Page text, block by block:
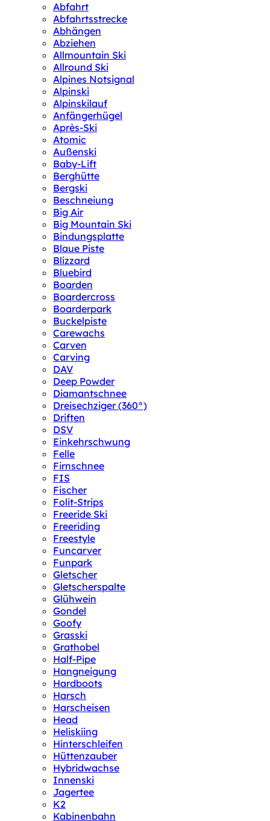
Abfahrt
Abfahrtsstrecke
Abhängen
Abziehen
Allmountain Ski
Allround Ski
Alpines Notsignal
Alpinski
Alpinskilauf
Anfängerhügel
Après-Ski
Atomic
Außenski
Baby-Lift
Berghütte
Bergski
Beschneiung
Big Air
Big Mountain Ski
Bindungsplatte
Blaue Piste
Blizzard
Bluebird
Boarden
Boardercross
Boarderpark
Buckelpiste
Carewachs
Carven
Carving
DAV
Deep Powder
Diamantschnee
Dreisechziger (360°)
Driften
DSV
Einkehrschwung
Felle
Firnschnee
FIS
Fischer
Folit-Strips
Freeride Ski
Freeriding
Freestyle
Funcarver
Funpark
Gletscher
Gletscherspalte
Glühwein
Gondel
Goofy
Grasski
Grathobel
Half-Pipe
Hangneigung
Hardboots
Harsch
Harscheisen
Head
Heliskiing
Hinterschleifen
Hüttenzauber
Hybridwachse
Innenski
Jagertee
K2
Kabinenbahn